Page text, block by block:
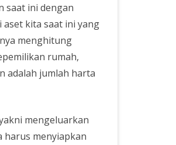
saat ini dengan
kita saat ini yang
menghitung
rumah,
adalah jumlah harta
mengeluarkan
harus menyiapkan